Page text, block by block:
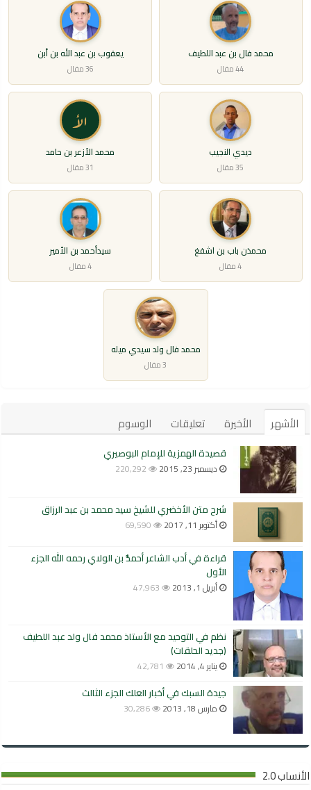
محمد فال بن عبد اللطيف
44 مقال
يعقوب بن عبد الله بن أبن
36 مقال
ديدي النجيب
35 مقال
الأ
محمد الأزعر بن حامد
31 مقال
محمذن باب بن اشفغ
4 مقال
سيدأحمد بن الأمير
4 مقال
محمد فال ولد سيدي ميله
3 مقال
الأشهر الأخيرة تعليقات الوسوم
قصيدة الهمزية للإمام البوصيري
ديسمبر 23, 2015 220,292
شرح متن الأخضري للشيخ سيد محمد بن عبد الرزاق
أكتوبر 11, 2017 69,590
قراءة في أدب الشاعر أحمدُّ بن الولاي رحمه الله الجزء
الأول
أبريل 1, 2013 47,963
نظم في التوحيد مع الأستاذ محمد فال ولد عبد اللطيف
(جديد الحلقات)
يناير 4, 2014 42,781
جيدة السبك في أخبار العلك الجزء الثالث
مارس 18, 2013 30,286
الأنساب 2.0